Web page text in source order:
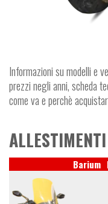
Informazioni su modelli e
prezzi negli anni, scheda
come va e perchè
ALLESTIMENTI
Barium